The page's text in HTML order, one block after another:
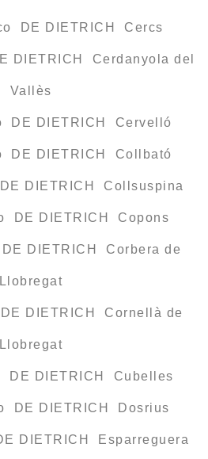
DE DIETRICH Cercs
DIETRICH Cerdanyola del
Vallès
DE DIETRICH Cervelló
DE DIETRICH Collbató
DIETRICH Collsuspina
DE DIETRICH Copons
DIETRICH Corbera de
Llobregat
DIETRICH Cornellà de
Llobregat
DE DIETRICH Cubelles
DE DIETRICH Dosrius
DIETRICH Esparreguera